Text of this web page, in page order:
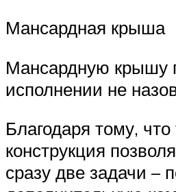
Мансардная крыша
Мансардную крышу
исполнении не
Благодаря тому, что
конструкция
сразу две задачи –